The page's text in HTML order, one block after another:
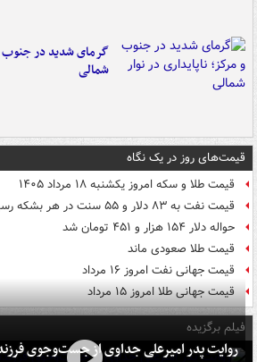
گرمای شدید در جنوب و
شمالی
قیمت‌های روز در یک نگاه
قیمت طلا و سکه امروز یکشنبه ۱۸ مرداد ۱۴۰۵
قیمت نفت به ۸۳ دلار و ۵۵ سنت در هر بشکه رسید
حواله دلار ۱۵۴ هزار و ۴۵۱ تومان شد
قیمت طلا صعودی ماند
قیمت جهانی نفت امروز ۱۶ مرداد
قیمت جهانی طلا امروز ۱۵ مرداد
فیلم برگزیده
روایت پدر امیرعلی جداوی از جست‌وجوی